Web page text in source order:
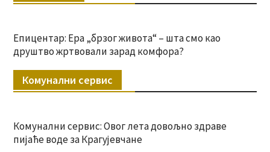
Епицентар: Ера „брзог живота“ – шта смо као
друштво жртвовали зарад комфора?
Комунални сервис
Комунални сервис: Овог лета довољно здраве
пијаће воде за Крагујевчане